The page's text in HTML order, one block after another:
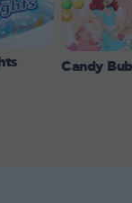
Candy